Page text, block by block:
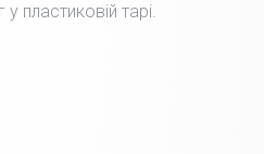
пластиковій тарі.